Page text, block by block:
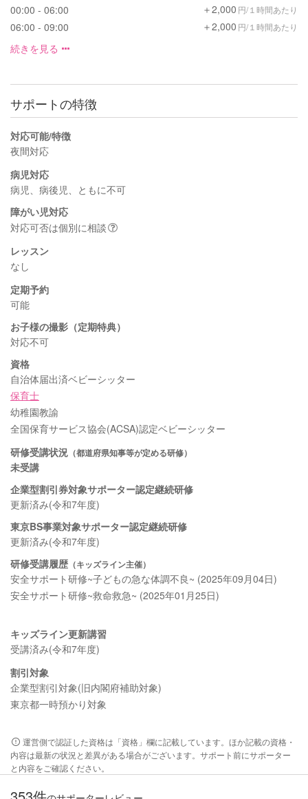
00:00 - 06:00 ＋2,000 円/１時間あたり
06:00 - 09:00 ＋2,000 円/１時間あたり
続きを見る
サポートの特徴
対応可能/特徴
夜間対応
病児対応
病児、病後児、ともに不可
障がい児対応
対応可否は個別に相談
レッスン
なし
定期予約
可能
お子様の撮影（定期特典）
対応不可
資格
自治体届出済ベビーシッター
保育士
幼稚園教諭
全国保育サービス協会(ACSA)認定ベビーシッター
研修受講状況 （都道府県知事等が定める研修）
未受講
企業型割引券対象サポーター認定継続研修
更新済み(令和7年度)
東京BS事業対象サポーター認定継続研修
更新済み(令和7年度)
研修受講履歴 （キッズライン主催）
安全サポート研修~子どもの急な体調不良~ (2025年09月04日)
安全サポート研修~救命救急~ (2025年01月25日)
キッズライン更新講習
受講済み(令和7年度)
割引対象
企業型割引対象(旧内閣府補助対象)
東京都一時預かり対象
運営側で認証した資格は「資格」欄に記載しています。ほか記載の資格・
内容は最新の状況と差異がある場合がございます。サポート前にサポーター
と内容をご確認ください。